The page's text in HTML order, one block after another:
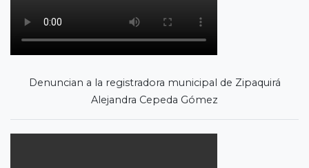
Denuncian a la registradora municipal de Zipaquirá
Alejandra Cepeda Gómez